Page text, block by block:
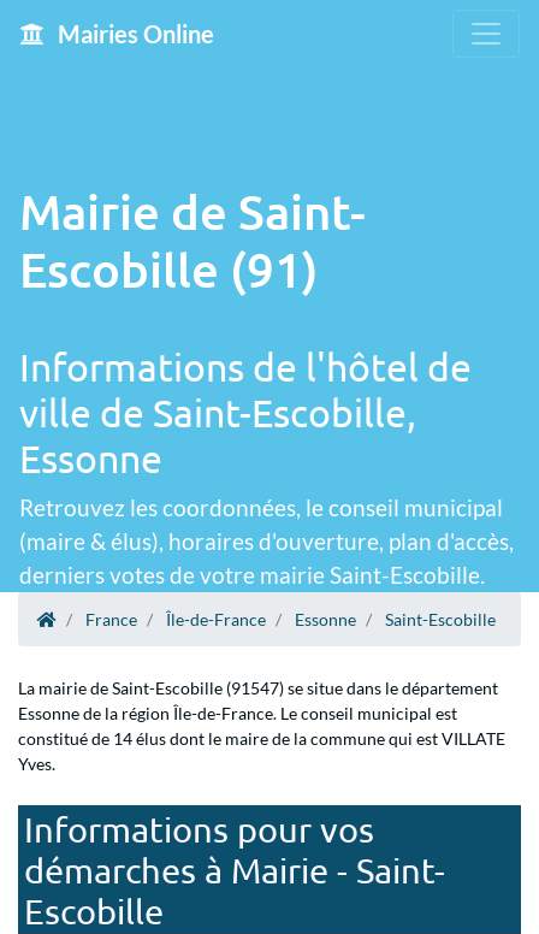
Mairies Online
Mairie de Saint-
Escobille (91)
Informations de l'hôtel de
ville de Saint-Escobille,
Essonne
Retrouvez les coordonnées, le conseil municipal
(maire & élus), horaires d'ouverture, plan d'accès,
derniers votes de votre mairie Saint-Escobille.
France Île-de-France Essonne Saint-Escobille
La mairie de Saint-Escobille (91547) se situe dans le département
Essonne de la région Île-de-France. Le conseil municipal est
constitué de 14 élus dont le maire de la commune qui est VILLATE
Yves.
Informations pour vos
démarches à Mairie - Saint-
Escobille